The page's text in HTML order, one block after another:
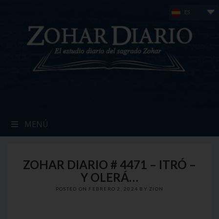
ES
MENÚ
ZOHAR DIARIO # 4471 – ITRÓ –
Y OLERÁ…
POSTED ON FEBRERO 2, 2024 BY ZION